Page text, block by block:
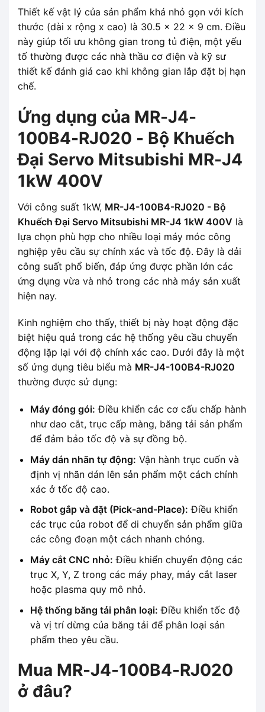
Thiết kế vật lý của sản phẩm khá nhỏ gọn với kích
thước (dài x rộng x cao) là 30.5 x 22 x 9 cm. Điều
này giúp tối ưu không gian trong tủ điện, một yếu
tố thường được các nhà thầu cơ điện và kỹ sư
thiết kế đánh giá cao khi không gian lắp đặt bị hạn
chế.
Ứng dụng của MR-J4-
100B4-RJ020 - Bộ Khuếch
Đại Servo Mitsubishi MR-J4
1kW 400V
Với công suất 1kW, MR-J4-100B4-RJ020 - Bộ
Khuếch Đại Servo Mitsubishi MR-J4 1kW 400V là
lựa chọn phù hợp cho nhiều loại máy móc công
nghiệp yêu cầu sự chính xác và tốc độ. Đây là dải
công suất phổ biến, đáp ứng được phần lớn các
ứng dụng vừa và nhỏ trong các nhà máy sản xuất
hiện nay.
Kinh nghiệm cho thấy, thiết bị này hoạt động đặc
biệt hiệu quả trong các hệ thống yêu cầu chuyển
động lặp lại với độ chính xác cao. Dưới đây là một
số ứng dụng tiêu biểu mà MR-J4-100B4-RJ020
thường được sử dụng:
Máy đóng gói: Điều khiển các cơ cấu chấp hành
như dao cắt, trục cấp màng, băng tải sản phẩm
để đảm bảo tốc độ và sự đồng bộ.
Máy dán nhãn tự động: Vận hành trục cuốn và
định vị nhãn dán lên sản phẩm một cách chính
xác ở tốc độ cao.
Robot gắp và đặt (Pick-and-Place): Điều khiển
các trục của robot để di chuyển sản phẩm giữa
các công đoạn một cách nhanh chóng.
Máy cắt CNC nhỏ: Điều khiển chuyển động các
trục X, Y, Z trong các máy phay, máy cắt laser
hoặc plasma quy mô nhỏ.
Hệ thống băng tải phân loại: Điều khiển tốc độ
và vị trí dừng của băng tải để phân loại sản
phẩm theo yêu cầu.
Mua MR-J4-100B4-RJ020
ở đâu?